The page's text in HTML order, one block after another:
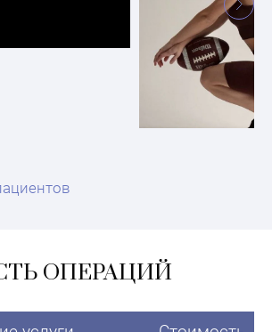
ОПЕРАЦИЙ